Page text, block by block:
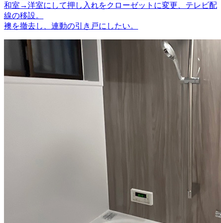
和室→洋室にして押し入れをクローゼットに変更、テレビ配
線の移設。
襖を撤去し、連動の引き戸にしたい。